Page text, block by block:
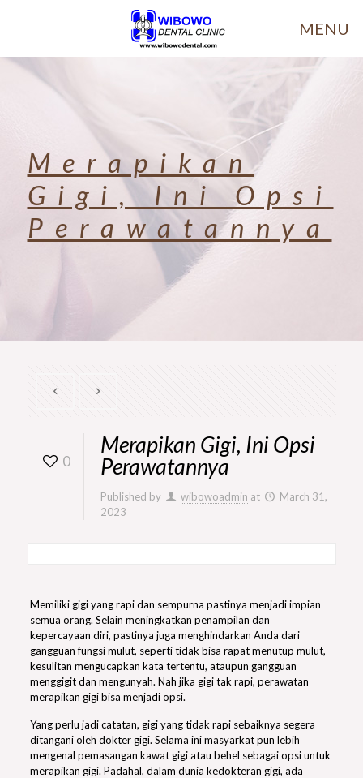
MENU
Merapikan
Gigi, Ini Opsi
Perawatannya
0
Merapikan Gigi, Ini Opsi
Perawatannya
Published by wibowoadmin at
March 31,
2023
Memiliki gigi yang rapi dan sempurna pastinya menjadi impian
semua orang. Selain meningkatkan penampilan dan
kepercayaan diri, pastinya juga menghindarkan Anda dari
gangguan fungsi mulut, seperti tidak bisa rapat menutup mulut,
kesulitan mengucapkan kata tertentu, ataupun gangguan
menggigit dan mengunyah. Nah jika gigi tak rapi, perawatan
merapikan gigi bisa menjadi opsi.
Yang perlu jadi catatan, gigi yang tidak rapi sebaiknya segera
ditangani oleh dokter gigi. Selama ini masyarkat pun lebih
mengenal pemasangan kawat gigi atau behel sebagai opsi untuk
merapikan gigi. Padahal, dalam dunia kedokteran gigi, ada